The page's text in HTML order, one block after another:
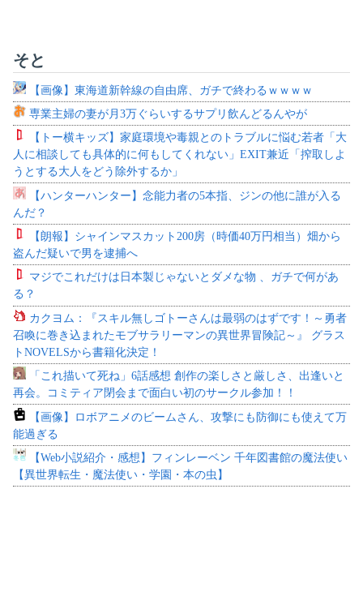
そと
【画像】東海道新幹線の自由席、ガチで終わるｗｗｗｗ
専業主婦の妻が月3万ぐらいするサプリ飲んどるんやが
【トー横キッズ】家庭環境や毒親とのトラブルに悩む若者「大
人に相談しても具体的に何もしてくれない」EXIT兼近「搾取しよ
うとする大人をどう除外するか」
【ハンターハンター】念能力者の5本指、ジンの他に誰が入る
んだ？
【朗報】シャインマスカット200房（時価40万円相当）畑から
盗んだ疑いで男を逮捕へ
マジでこれだけは日本製じゃないとダメな物 、ガチで何があ
る？
カクヨム：『スキル無しゴトーさんは最弱のはずです！～勇者
召喚に巻き込まれたモブサラリーマンの異世界冒険記～』 グラス
トNOVELSから書籍化決定！
「これ描いて死ね」6話感想 創作の楽しさと厳しさ、出逢いと
再会。コミティア閉会まで面白い初のサークル参加！！
【画像】ロボアニメのビームさん、攻撃にも防御にも使えて万
能過ぎる
【Web小説紹介・感想】フィンレーベン 千年図書館の魔法使い
【異世界転生・魔法使い・学園・本の虫】